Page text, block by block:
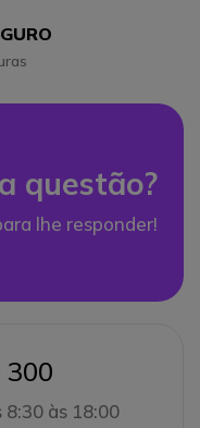
questão?
lhe responder!
300
às 18:00